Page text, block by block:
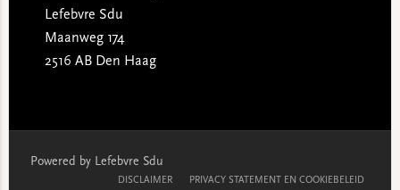
Lefebvre Sdu
Maanweg 174
2516 AB Den Haag
Powered by Lefebvre Sdu
DISCLAIMER PRIVACY STATEMENT EN COOKIEBELEID